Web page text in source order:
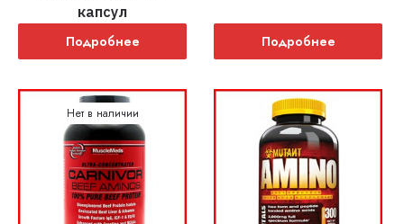
капсул
Подробнее
Подробнее
Нет в наличии